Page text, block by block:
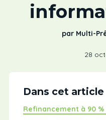
par Multi-
28
Dans cet article
Refinancement à 90